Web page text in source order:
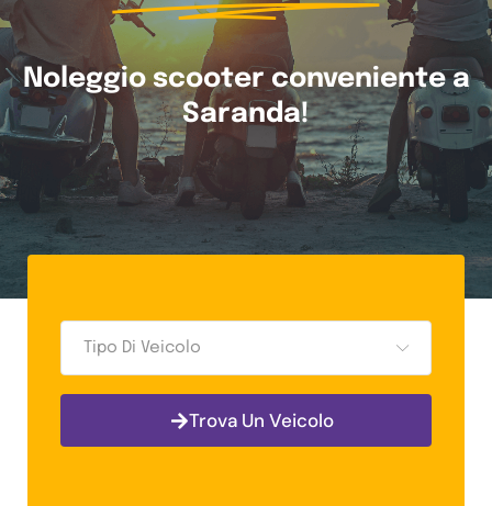
Noleggio scooter conveniente a
Saranda!
Tipo Di Veicolo
Trova Un Veicolo